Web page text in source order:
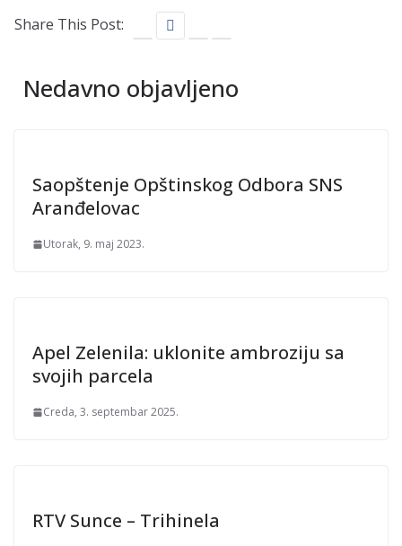
Share This Post:
Nedavno objavljeno
Saopštenje Opštinskog Odbora SNS
Aranđelovac
Utorak, 9. maj 2023.
Apel Zelenila: uklonite ambroziju sa
svojih parcela
Creda, 3. septembar 2025.
RTV Sunce – Trihinela